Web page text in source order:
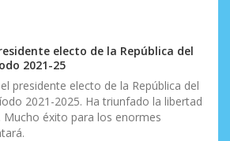
electo de la República del
2021-25
presidente electo de la República del
2021-2025. Ha triunfado la libertad
Mucho éxito para los enormes